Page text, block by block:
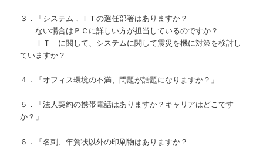
３．「システム，ＩＴの選任部署はありますか？
ない場合はＰＣに詳しい方が担当しているのですか？
ＩＴ に関して、システムに関して震災を機に対策を検討し
ていますか？
４．「オフィス環境の不満、問題が話題になりますか？」
５．「法人契約の携帯電話はありますか？キャリアはどこです
か？」
６．「名刺、年賀状以外の印刷物はありますか？